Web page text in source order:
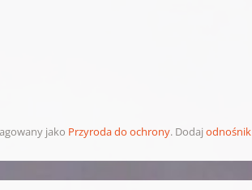
jako Przyroda do ochrony. Dodajodnośnik